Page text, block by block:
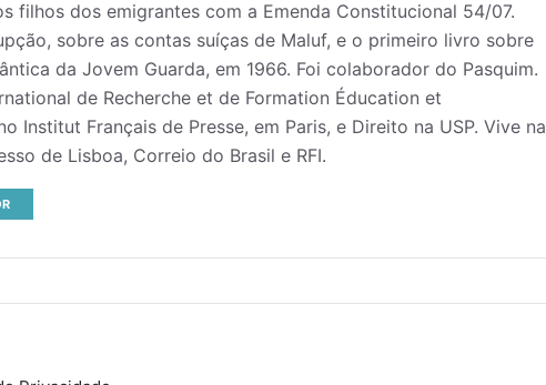
filhos dos emigrantes com a Emenda Constitucional 54/07.
sobre as contas suíças de Maluf, e o primeiro livro sobre
da Jovem Guarda, em 1966. Foi colaborador do Pasquim.
de Recherche et de Formation Éducation et
Institut Français de Presse, em Paris, e Direito na USP. Vive na
de Lisboa, Correio do Brasil e RFI.